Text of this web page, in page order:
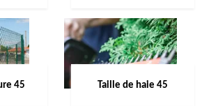
45 Taille de haie 45